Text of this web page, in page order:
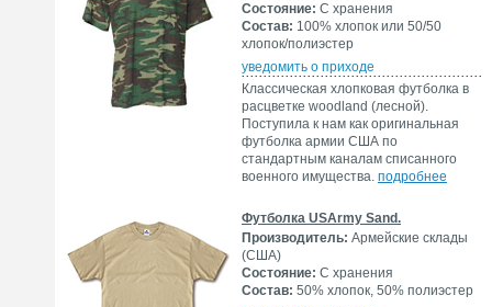
Состояние: С хранения
Состав: 100% хлопок или 50/50
хлопок/полиэстер
уведомить о приходе
Классическая хлопковая футболка в
расцветке woodland (лесной).
Поступила к нам как оригинальная
футболка армии США по
стандартным каналам списанного
военного имущества. подробнее
Футболка USArmy Sand.
Производитель: Армейские склады
(США)
Состояние: С хранения
Состав: 50% хлопок, 50% полиэстер